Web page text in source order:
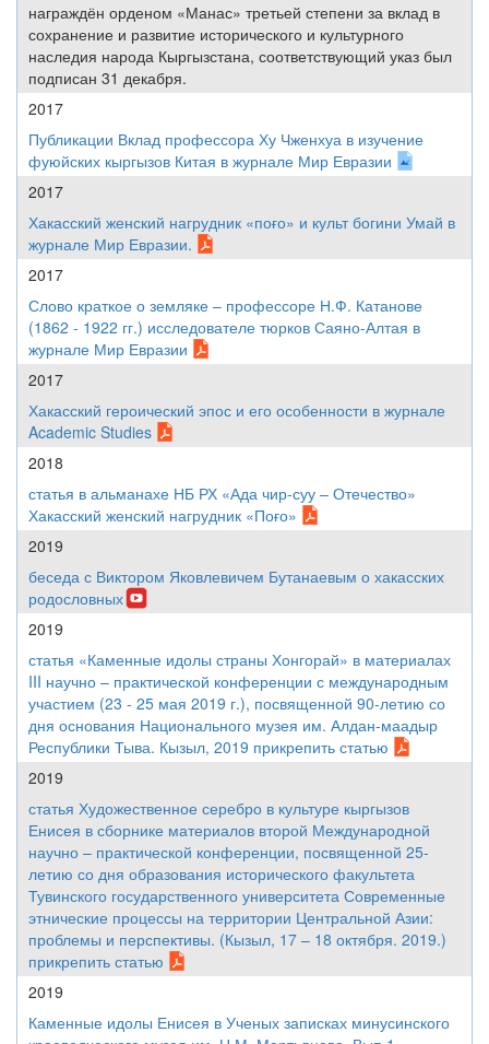
награждён орденом «Манас» третьей степени за вклад в
сохранение и развитие исторического и культурного
наследия народа Кыргызстана, соответствующий указ был
подписан 31 декабря.
2017
Публикации Вклад профессора Ху Чженхуа в изучение
фуюйских кыргызов Китая в журнале Мир Евразии
2017
Хакасский женский нагрудник «поғо» и культ богини Умай в
журнале Мир Евразии.
2017
Слово краткое о земляке – профессоре Н.Ф. Катанове
(1862 - 1922 гг.) исследователе тюрков Саяно-Алтая в
журнале Мир Евразии
2017
Хакасский героический эпос и его особенности в журнале
Academic Studies
2018
статья в альманахе НБ РХ «Ада чир-суу – Отечество»
Хакасский женский нагрудник «Поғо»
2019
беседа с Виктором Яковлевичем Бутанаевым о хакасских
родословных
2019
статья «Каменные идолы страны Хонгорай» в материалах
III научно – практической конференции с международным
участием (23 - 25 мая 2019 г.), посвященной 90-летию со
дня основания Национального музея им. Алдан-маадыр
Республики Тыва. Кызыл, 2019 прикрепить статью
2019
статья Художественное серебро в культуре кыргызов
Енисея в сборнике материалов второй Международной
научно – практической конференции, посвященной 25-
летию со дня образования исторического факультета
Тувинского государственного университета Современные
этнические процессы на территории Центральной Азии:
проблемы и перспективы. (Кызыл, 17 – 18 октября. 2019.)
прикрепить статью
2019
Каменные идолы Енисея в Ученых записках минусинского